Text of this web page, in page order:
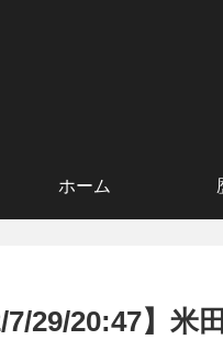
ホーム
7/29/20:47】米